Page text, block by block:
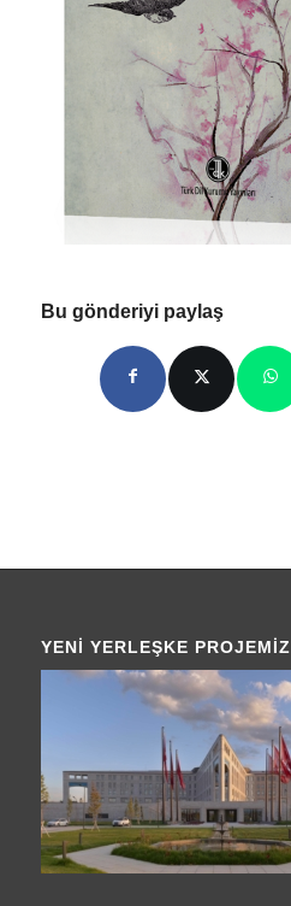
Bu gönderiyi paylaş
YENI YERLEŞKE PROJEMIZ